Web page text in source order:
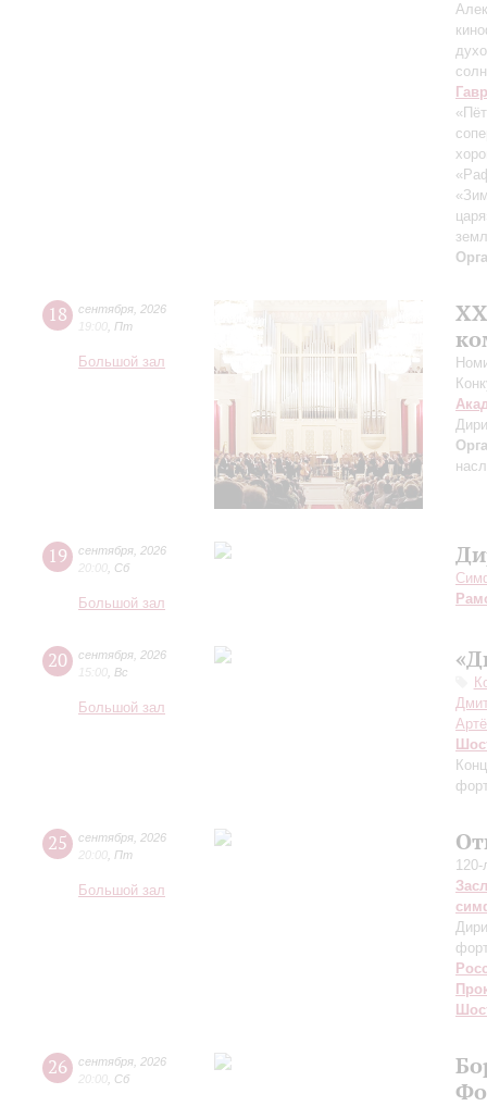
18 сентября 2026
19:00 Пт
Большой зал
19 сентября 2026
20:00 Сб
Большой зал
20 сентября 2026
15:00 Вс
Большой зал
25 сентября 2026
20:00 Пт
Большой зал
26 сентября 2026
20:00 Сб